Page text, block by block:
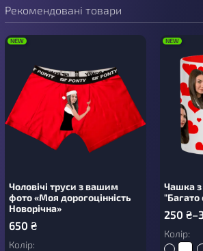
Рекомендовані товари
NEW
Чоловічі труси з вашим
фото «Моя дорогоцінність
Новорічна»
650 ₴
Колір:
NEW
Чашка
"Багато
250 ₴–
Колір: